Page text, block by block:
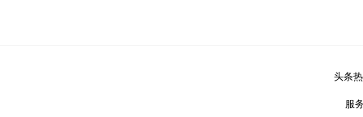
头条
服